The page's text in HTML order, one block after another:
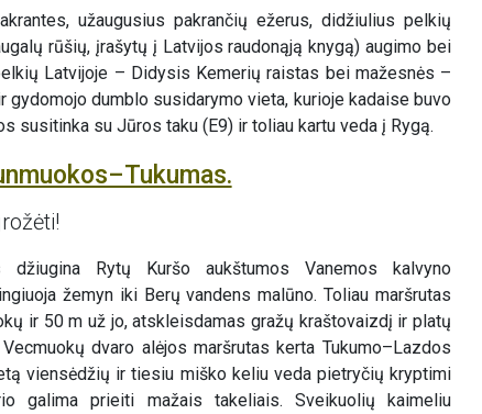
užaugusius pakrančių ežerus, didžiulius pelkių
rūšių, įrašytų į Latvijos raudonąją knygą) augimo bei
Latvijoje – Didysis Kemerių raistas bei mažesnės –
dumblo susidarymo vieta, kurioje kadaise buvo
susitinka su Jūros taku (E9) ir toliau kartu veda į Rygą.
džiugina Rytų Kuršo aukštumos Vanemos kalvyno
žemyn iki Berų vandens malūno. Toliau maršrutas
ir 50 m už jo, atskleisdamas gražų kraštovaizdį ir platų
dvaro alėjos maršrutas kerta Tukumo–Lazdos
viensėdžių ir tiesiu miško keliu veda pietryčių kryptimi
galima prieiti mažais takeliais. Sveikuolių kaimeliu